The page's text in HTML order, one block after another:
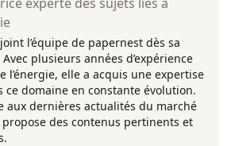
l’équipe de papernest dès sa
plusieurs années d’expérience
l’énergie, elle a acquis une expertise
ce domaine en constante évolution.
aux dernières actualités du marché
des contenus pertinents et